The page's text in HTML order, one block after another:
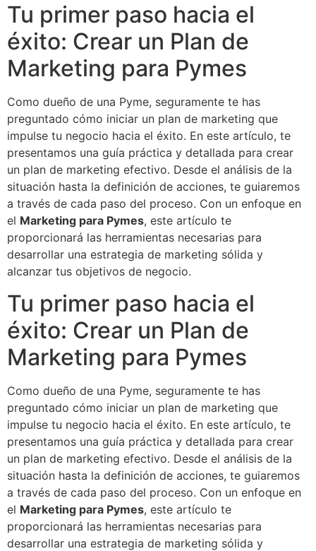
Tu primer paso hacia el
éxito: Crear un Plan de
Marketing para Pymes
Como dueño de una Pyme, seguramente te has
preguntado cómo iniciar un plan de marketing que
impulse tu negocio hacia el éxito. En este artículo, te
presentamos una guía práctica y detallada para crear
un plan de marketing efectivo. Desde el análisis de la
situación hasta la definición de acciones, te guiaremos
a través de cada paso del proceso. Con un enfoque en
el Marketing para Pymes, este artículo te
proporcionará las herramientas necesarias para
desarrollar una estrategia de marketing sólida y
alcanzar tus objetivos de negocio.
Tu primer paso hacia el
éxito: Crear un Plan de
Marketing para Pymes
Como dueño de una Pyme, seguramente te has
preguntado cómo iniciar un plan de marketing que
impulse tu negocio hacia el éxito. En este artículo, te
presentamos una guía práctica y detallada para crear
un plan de marketing efectivo. Desde el análisis de la
situación hasta la definición de acciones, te guiaremos
a través de cada paso del proceso. Con un enfoque en
el Marketing para Pymes, este artículo te
proporcionará las herramientas necesarias para
desarrollar una estrategia de marketing sólida y